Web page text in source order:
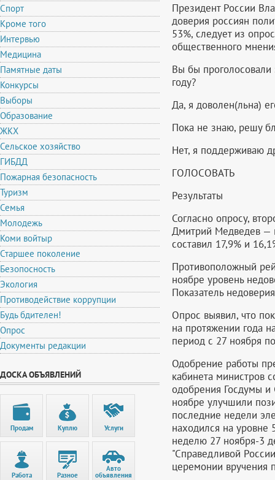
Спорт
Кроме того
Интервью
Медицина
Памятные даты
Конкурсы
Выборы
Образование
ЖКХ
Сельское хозяйство
ГИБДД
Пожарная безопасность
Туризм
Семья
Молодежь
Коми войтыр
Старшее поколение
Безопосность
Экология
Противодействие коррупции
Будь бдителен!
Опрос
Документы редакции
ДОСКА ОБЪЯВЛЕНИЙ
Продам Куплю Услуги
Работа Разное
Авто
объявления
Президент России
доверия россиян
53%, следует из
общественного
Вы бы проголосовали
году?
Да, я доволен(льна)
Пока не знаю, решу
Нет, я поддерживаю
ГОЛОСОВАТЬ
Результаты
Согласно опросу,
Дмитрий Медведев —
составил 17,9% и
Противоположный
ноябре уровень
Показатель
Опрос выявил, что
на протяжении года
период с 27 ноября
Одобрение работы
кабинета министров
одобрения Госдумы и
ноябре улучшили
последние недели
находился на уровне
неделю 27 ноября-3
"Справедливой
церемонии вручения